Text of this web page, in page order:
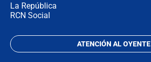
La República
RCN Social
ATENCIÓN AL OYENTE